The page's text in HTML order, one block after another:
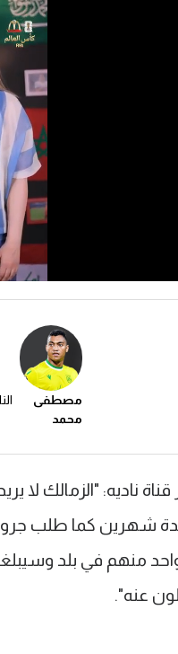
مصطفى
محمد
ناديه: "الزمالك لا
شهرين كما طلب
منهم في بلد